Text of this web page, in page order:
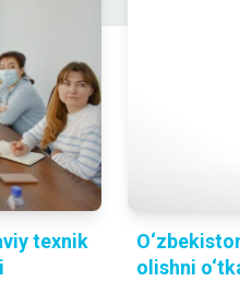
texnik
olishni